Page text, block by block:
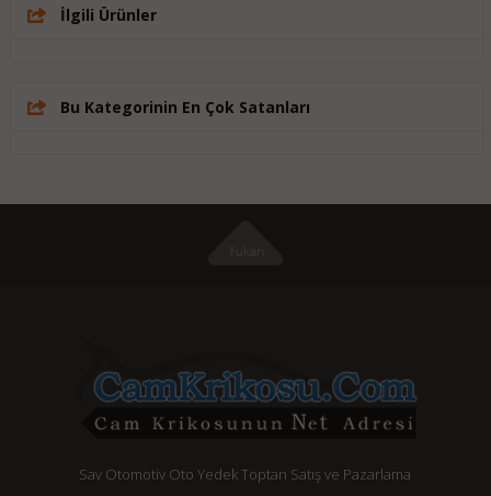
İlgili Ürünler
Bu Kategorinin En Çok Satanları
Sav Otomotiv Oto Yedek Toptan Satış ve Pazarlama